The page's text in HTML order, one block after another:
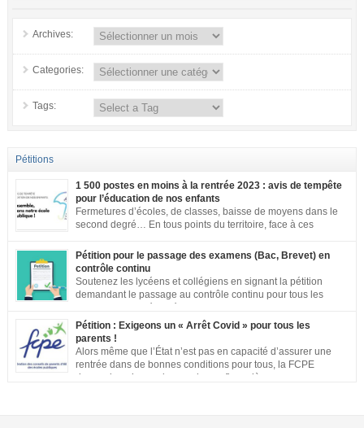
Archives:
Categories:
Tags:
Pétitions
1 500 postes en moins à la rentrée 2023 : avis de tempête
pour l’éducation de nos enfants
Fermetures d’écoles, de classes, baisse de moyens dans le
second degré… En tous points du territoire, face à ces
Notre société a aujourd’hui une dette de bienveillance envers tous les
enfants et adolescents de ce pays. En effet, être un enfant ou un adolescent
dans le contexte actuel est […]
Pétition pour le passage des examens (Bac, Brevet) en
contrôle continu
Soutenez les lycéens et collégiens en signant la pétition
demandant le passage au contrôle continu pour tous les
importantes : établissements qui ne respectent pas les jauges, cours en
distanciel inexistants, manque de préparation…. Vous pouvez signer la
pétition ici
Pétition : Exigeons un « Arrêt Covid » pour tous les
parents !
Alors même que l’État n’est pas en capacité d’assurer une
rentrée dans de bonnes conditions pour tous, la FCPE
demande qu’une prise en charge financière, sans aucune